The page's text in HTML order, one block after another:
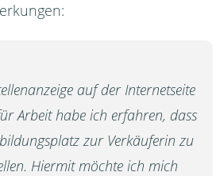
auf der Internetseite
Arbeit habe ich erfahren, dass
zur Verkäuferin zu
Hiermit möchte ich mich